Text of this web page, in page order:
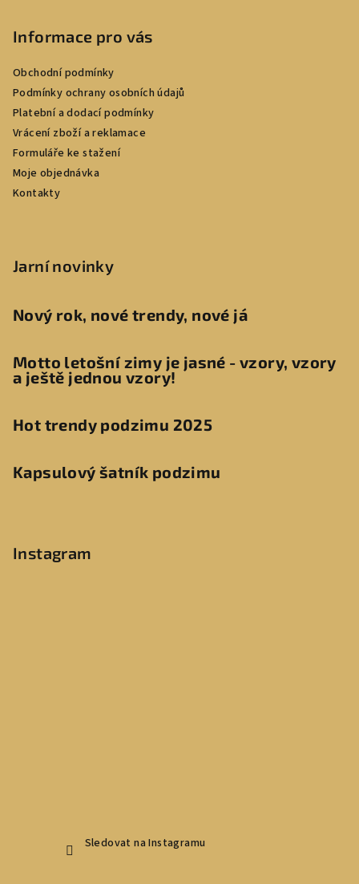
Informace pro vás
Obchodní podmínky
Podmínky ochrany osobních údajů
Platební a dodací podmínky
Vrácení zboží a reklamace
Formuláře ke stažení
Moje objednávka
Kontakty
Jarní novinky
Nový rok, nové trendy, nové já
Motto letošní zimy je jasné - vzory, vzory
a ještě jednou vzory!
Hot trendy podzimu 2025
Kapsulový šatník podzimu
Instagram
Sledovat na Instagramu